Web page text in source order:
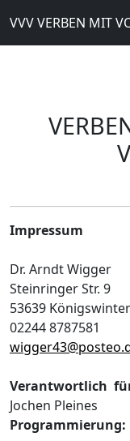
VVV VERBEN MIT
Impressum
Dr. Arndt Wigger
Steinringer Str. 9
53639 Königswinter
02244 8787581
Verantwortlich
Jochen Pleines
Programmierung: